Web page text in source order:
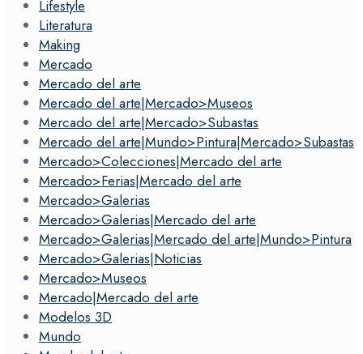
Lifestyle
Literatura
Making
Mercado
Mercado del arte
Mercado del arte|Mercado>Museos
Mercado del arte|Mercado>Subastas
Mercado del arte|Mundo>Pintura|Mercado>Subastas
Mercado>Colecciones|Mercado del arte
Mercado>Ferias|Mercado del arte
Mercado>Galerias
Mercado>Galerias|Mercado del arte
Mercado>Galerias|Mercado del arte|Mundo>Pintura
Mercado>Galerias|Noticias
Mercado>Museos
Mercado|Mercado del arte
Modelos 3D
Mundo